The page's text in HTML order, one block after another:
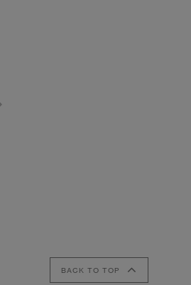
BACK TO TOP